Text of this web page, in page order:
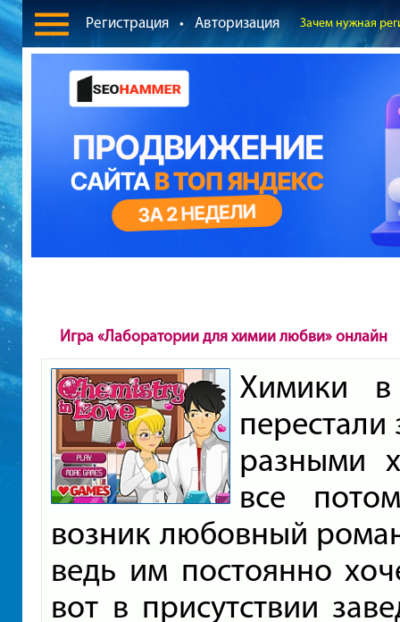
Регистрация • Авторизация Зачем нужная
Игра «Лаборатории для химии любви» онлайн
Химики в
разными
все
возник любовный
ведь им постоянно
вот в присутствии